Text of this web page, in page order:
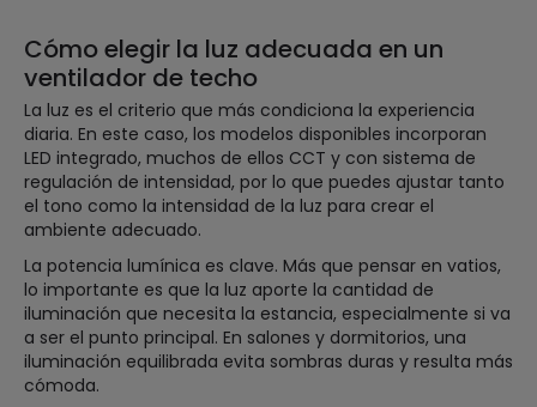
Cómo elegir la luz adecuada en un
ventilador de techo
La luz es el criterio que más condiciona la experiencia
diaria. En este caso, los modelos disponibles incorporan
LED integrado, muchos de ellos CCT y con sistema de
regulación de intensidad, por lo que puedes ajustar tanto
el tono como la intensidad de la luz para crear el
ambiente adecuado.
La potencia lumínica es clave. Más que pensar en vatios,
lo importante es que la luz aporte la cantidad de
iluminación que necesita la estancia, especialmente si va
a ser el punto principal. En salones y dormitorios, una
iluminación equilibrada evita sombras duras y resulta más
cómoda.